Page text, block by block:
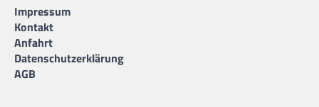
Impressum
Kontakt
Anfahrt
Datenschutzerklärung
AGB